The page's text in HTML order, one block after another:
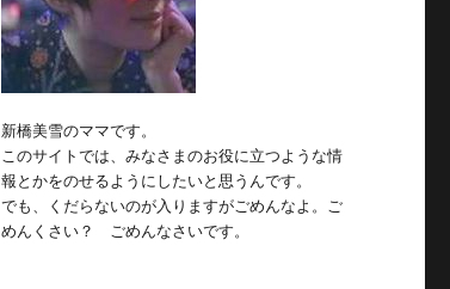
新橋美雪のママです。
このサイトでは、みなさまのお役に立つような情
報とかをのせるようにしたいと思うんです。
でも、くだらないのが入りますがごめんなよ。ご
めんくさい？ ごめんなさいです。